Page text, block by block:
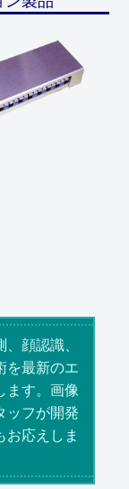
顔認識、
を最新のエ
ます。画像
ッフが開発
お応えしま